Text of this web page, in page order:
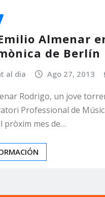
Almenar
de Berlín
al dia Ago 27, 2013
Rodrigo, un jove
Professional de
pròxim mes de…